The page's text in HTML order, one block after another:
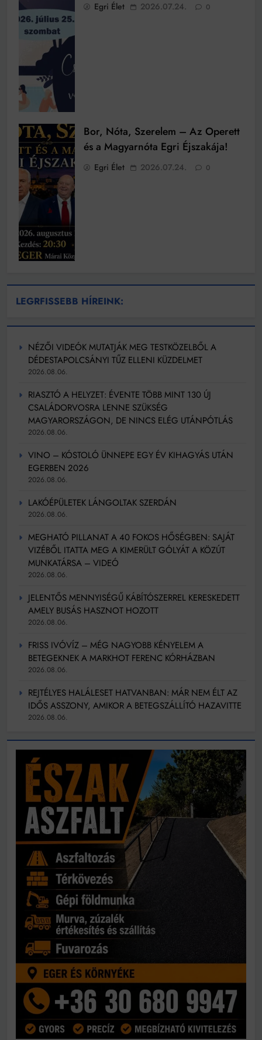
Egri Élet 2026.07.24. 0
Bor, Nóta, Szerelem – Az Operett
és a Magyarnóta Egri Éjszakája!
Egri Élet 2026.07.24. 0
LEGRFISSEBB HÍREINK:
NÉZŐI VIDEÓK MUTATJÁK MEG TESTKÖZELBŐL A
DÉDESTAPOLCSÁNYI TŰZ ELLENI KÜZDELMET
2026.08.06.
RIASZTÓ A HELYZET: ÉVENTE TÖBB MINT 130 ÚJ
CSALÁDORVOSRA LENNE SZÜKSÉG
MAGYARORSZÁGON, DE NINCS ELÉG UTÁNPÓTLÁS
2026.08.06.
VINO – KÓSTOLÓ ÜNNEPE EGY ÉV KIHAGYÁS UTÁN
EGERBEN 2026
2026.08.06.
LAKÓÉPÜLETEK LÁNGOLTAK SZERDÁN
2026.08.06.
MEGHATÓ PILLANAT A 40 FOKOS HŐSÉGBEN: SAJÁT
VIZÉBŐL ITATTA MEG A KIMERÜLT GÓLYÁT A KÖZÚT
MUNKATÁRSA – VIDEÓ
2026.08.06.
JELENTŐS MENNYISÉGŰ KÁBÍTÓSZERREL KERESKEDETT
AMELY BUSÁS HASZNOT HOZOTT
2026.08.06.
FRISS IVÓVÍZ – MÉG NAGYOBB KÉNYELEM A
BETEGEKNEK A MARKHOT FERENC KÓRHÁZBAN
2026.08.06.
REJTÉLYES HALÁLESET HATVANBAN: MÁR NEM ÉLT AZ
IDŐS ASSZONY, AMIKOR A BETEGSZÁLLÍTÓ HAZAVITTE
2026.08.06.